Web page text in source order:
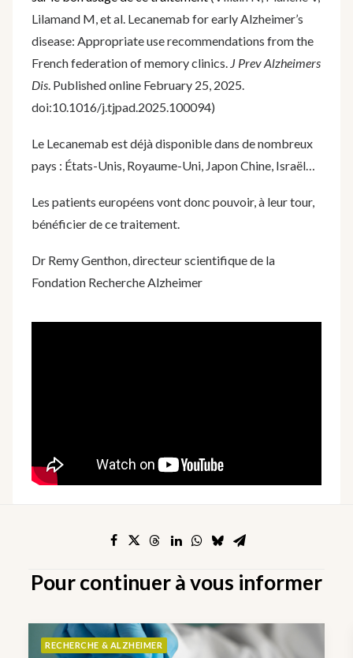
Lilamand M, et al. Lecanemab for early Alzheimer’s
disease: Appropriate use recommendations from the
French federation of memory clinics. J Prev Alzheimers
Dis. Published online February 25, 2025.
doi:10.1016/j.tjpad.2025.100094)
Le Lecanemab est déjà disponible dans de nombreux
pays : États-Unis, Royaume-Uni, Japon Chine, Israël…
Les patients européens vont donc pouvoir, à leur tour,
bénéficier de ce traitement.
Dr Remy Genthon, directeur scientifique de la
Fondation Recherche Alzheimer
Pour continuer à vous informer
RECHERCHE & ALZHEIMER